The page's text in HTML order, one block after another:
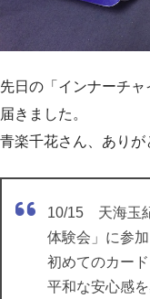
先日の「インナーチ
届きました。
青楽千花さん、ありが
10/15 天海玉
体験会」に参
初めてのカー
平和な安心感